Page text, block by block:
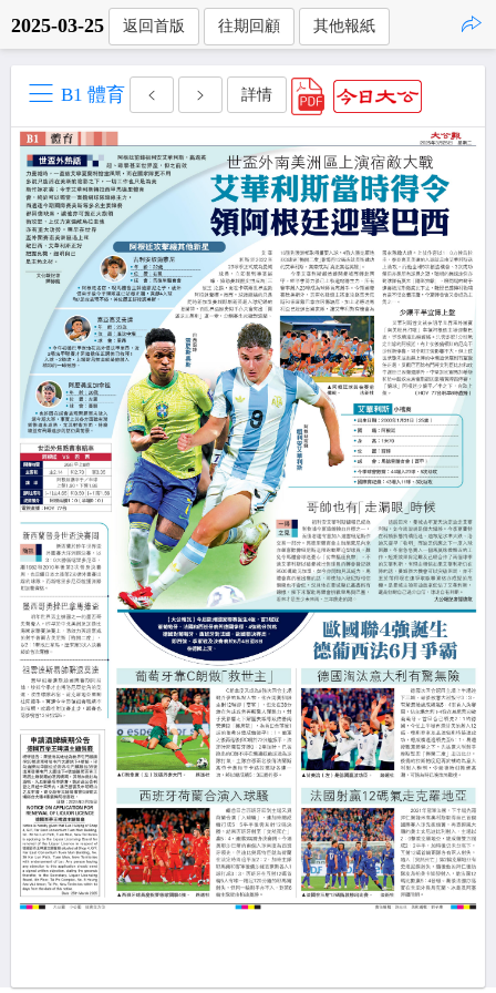
2025-03-25 返回首版 往期回顧 其他報紙
B1 體育 詳情